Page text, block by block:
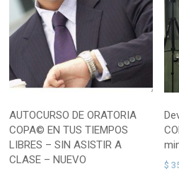
AUTOCURSO DE ORATORIA
COPA© EN TUS TIEMPOS
LIBRES – SIN ASISTIR A
CLASE – NUEVO
$